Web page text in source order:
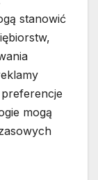
stanowić
mogą